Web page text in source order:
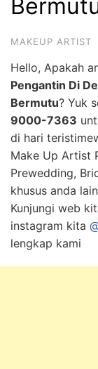
MAKEUP ARTIST
Hello, Apakah
Pengantin Di
Bermutu? Yuk
9000-7363
di hari
Make Up Artist
Prewedding,
khusus anda
Kunjungi web
instagram kita
lengkap kami